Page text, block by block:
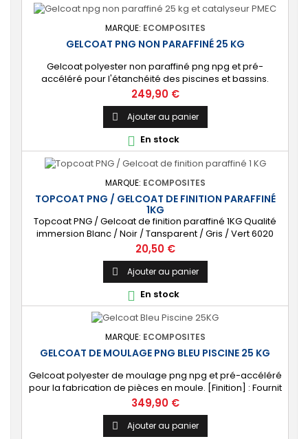
MARQUE: ECOMPOSITES
GELCOAT PNG NON PARAFFINÉ 25 KG
Gelcoat polyester non paraffiné png npg et pré-
accéléré pour l'étanchéité des piscines et bassins.
[Finition] : Fournit une couche extérieure lisse brillante
qualité immersion. [Étanche] : Étanchéifie votre
stratification résine et fibre de verre. Livré avec son
catalyseur PMEC 50 cl Couleurs : blanc, noir, incolore,
vert, nuances de gris
Prix
249,90 €
 Ajouter au panier
 En stock
MARQUE: ECOMPOSITES
TOPCOAT PNG / GELCOAT DE FINITION PARAFFINÉ
1KG
Topcoat PNG / Gelcoat de finition paraffiné 1KG Qualité
immersion Blanc / Noir / Tansparent / Gris / Vert 6020
Livré avec Catalyseur (2cl)
Prix
20,50 €
 Ajouter au panier
 En stock
MARQUE: ECOMPOSITES
GELCOAT DE MOULAGE PNG BLEU PISCINE 25 KG
Gelcoat polyester de moulage png npg et pré-accéléré
pour la fabrication de pièces en moule. [Finition] : Fournit
un revêtement extérieur lisse qualité immersion.
[Étanche] : Étanchéifie votre stratification résine et fibre
de verre. Livré avec son catalyseur PMEC 50 cl
Prix
349,90 €
 Ajouter au panier